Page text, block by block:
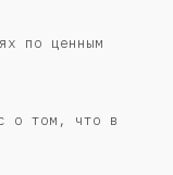
по ценным
о том, что в